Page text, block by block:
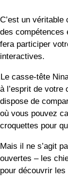
Mais il ne s’agit
ouvertes – les
pour découvrir
Vous pouvez
varier le niveau
jouet vous
occupé.
Ce que j’aime
Engagement
Différents